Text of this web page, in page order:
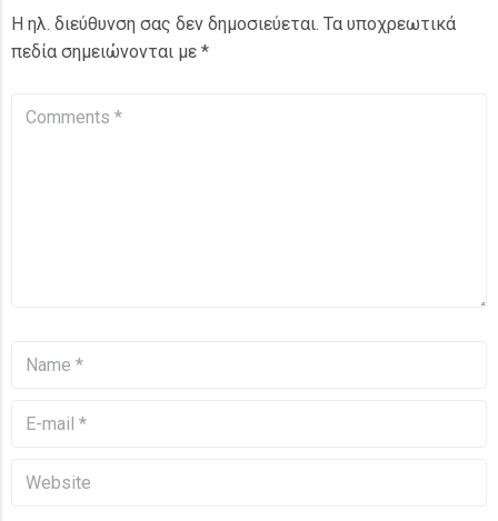
Η ηλ. διεύθυνση σας δεν δημοσιεύεται. Τα υποχρεωτικά
πεδία σημειώνονται με *